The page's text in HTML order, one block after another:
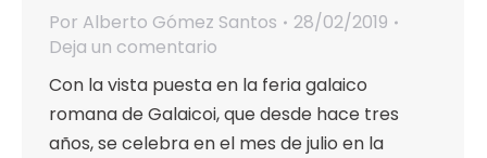
Por Alberto Gómez Santos
28/02/2019
Deja un comentario
Con la vista puesta en la feria galaico
romana de Galaicoi, que desde hace tres
años, se celebra en el mes de julio en la